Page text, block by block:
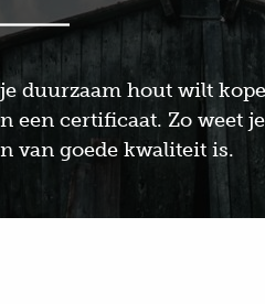
duurzaam hout wilt
certificaat. Zo weet
van goede kwaliteit is.